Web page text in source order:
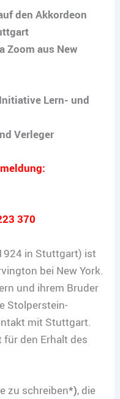
den Akkordeon
Zoom aus New
Lern- und
Verleger
370
in Stuttgart) ist
bei New York.
und ihrem Bruder
Stolperstein-
mit Stuttgart.
den Erhalt des
zu schreiben*), die